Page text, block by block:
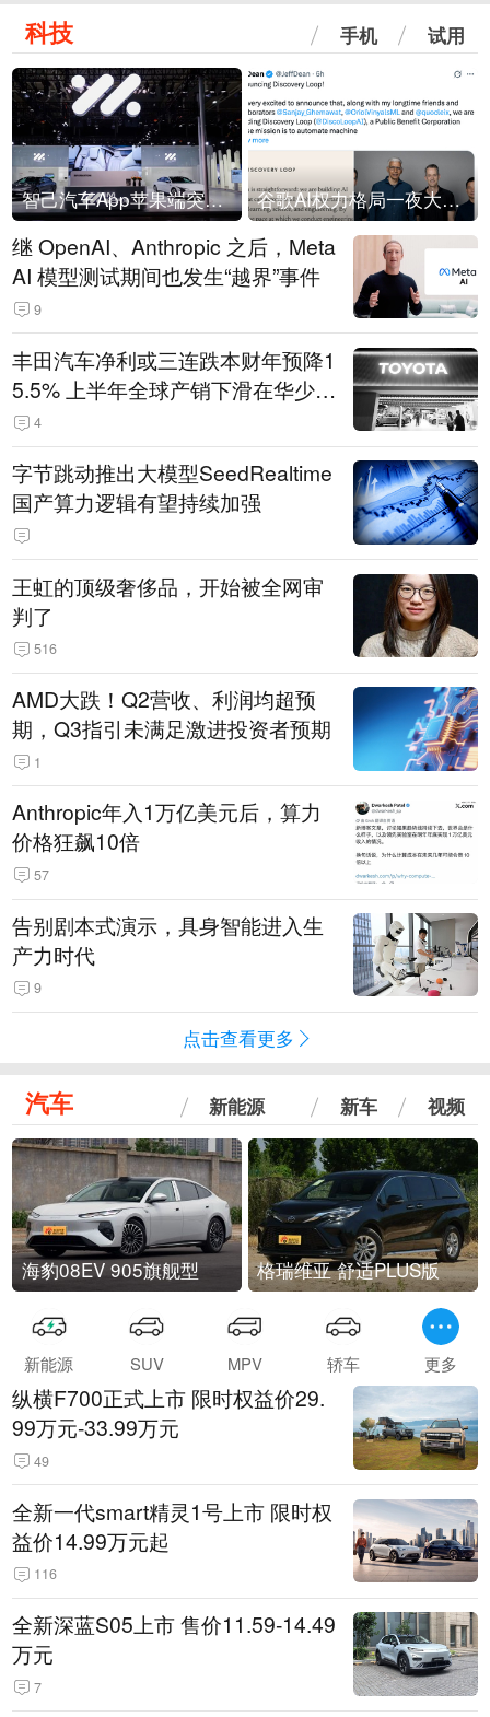
科技 手机 试用
智己汽车App苹果端突然“下架” 谷歌AI权力格局一夜大洗牌
继 OpenAI、Anthropic 之后，Meta
AI 模型测试期间也发生“越界”事件
9
丰田汽车净利或三连跌本财年预降1
5.5% 上半年全球产销下滑在华少卖
14.3万辆
4
字节跳动推出大模型SeedRealtime
国产算力逻辑有望持续加强
王虹的顶级奢侈品，开始被全网审
判了
516
AMD大跌！Q2营收、利润均超预
期，Q3指引未满足激进投资者预期
1
Anthropic年入1万亿美元后，算力
价格狂飙10倍
57
告别剧本式演示，具身智能进入生
产力时代
9
点击查看更多
汽车 新能源 新车 视频
海豹08EV 905旗舰型 格瑞维亚 舒适PLUS版
新能源 SUV MPV 轿车 更多
纵横F700正式上市 限时权益价29.
99万元-33.99万元
49
全新一代smart精灵1号上市 限时权
益价14.99万元起
116
全新深蓝S05上市 售价11.59-14.49
万元
7